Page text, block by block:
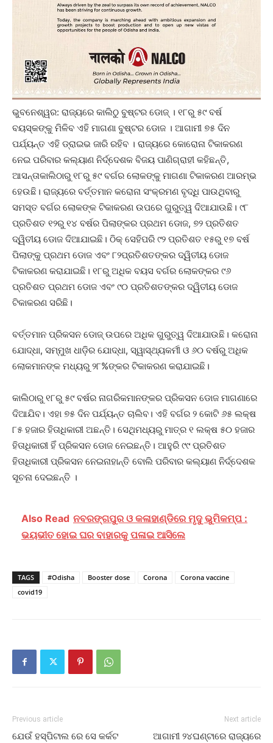
ଭୁବନେଶ୍ୱର: ରାଜ୍ୟରେ କାଲିଠୁ ବୁଷ୍ଟର ଡୋଜ୍ । ୧୮ରୁ ୫୯ ବର୍ଷ
ବୟସ୍କଙ୍କୁ ମିଳିବ ଏହି ମାଗଣା ବୁଷ୍ଟର ଡୋଜ । ଆଗାମୀ ୭୫ ଦିନ
ପର୍ଯ୍ୟନ୍ତ ଏହି ଡ୍ରାଇଭ ଜାରି ରହିବ । ରାଜ୍ୟରେ କୋରୋନା ଟିକାକରଣ
ନେଇ ପରିବାର କଲ୍ୟାଣ ନିର୍ଦ୍ଦେଶକ ବିଜୟ ପାଣିଗ୍ରାହୀ କହିଛନ୍ତି,
ଆସନ୍ତାକାଲିଠାରୁ ୧୮ରୁ ୫୯ ବର୍ଗର ଲୋକଙ୍କୁ ମାଗଣା ଟିକାକରଣ ଆରମ୍ଭ
ହେଉଛି। ରାଜ୍ୟରେ ବର୍ତ୍ତମାନ କରୋନା ସଂକ୍ରମଣ ବୃଦ୍ଧି ପାଉଥିବାରୁ
ସମସ୍ତ ବର୍ଗର ଲୋକଙ୍କ ଟିକାକରଣ ଉପରେ ଗୁରୁତ୍ୱ ଦିଆଯାଉଛି। ୯୮
ପ୍ରତିଶତ ୧୨ରୁ ୧୪ ବର୍ଷର ପିଲାଙ୍କର ପ୍ରଥମ ଡୋଜ, ୭୨ ପ୍ରତିଶତ
ଦ୍ୱିତୀୟ ଡୋଜ ଦିଆଯାଇଛି। ଠିକ୍ ସେହିପରି ୯୨ ପ୍ରତିଶତ ୧୫ରୁ ୧୭ ବର୍ଷ
ପିଲାଙ୍କୁ ପ୍ରଥମ ଡୋଜ ଏବଂ ୮୨ପ୍ରତିଶତଙ୍କର ଦ୍ୱିତୀୟ ଡୋଜ
ଟିକାକରଣ କରାଯାଇଛି। ୧୮ରୁ ଅଧିକ ବୟସ ବର୍ଗର ଲୋକଙ୍କର ୯୬
ପ୍ରତିଶତ ପ୍ରଥମ ଡୋଜ ଏବଂ ୯୦ ପ୍ରତିଶତଙ୍କର ଦ୍ୱିତୀୟ ଡୋଜ
ଟିକାକରଣ ସରିଛି।
ବର୍ତ୍ତମାନ ପ୍ରିକସନ ଡୋଜ୍ ଉପରେ ଅଧିକ ଗୁରୁତ୍ୱ ଦିଆଯାଉଛି। କରୋନା
ଯୋଦ୍ଧା, ସମ୍ମୁଖ ଧାଡ଼ିର ଯୋଦ୍ଧା, ସ୍ୱାସ୍ଥ୍ୟକର୍ମୀ ଓ ୬୦ ବର୍ଷରୁ ଅଧିକ
ଲୋକମାନଙ୍କ ମଧ୍ୟରୁ ୨୮%ଙ୍କର ଟିକାକରଣ କରାଯାଇଛି।
କାଲିଠାରୁ ୧୮ରୁ ୫୯ ବର୍ଷର ନାଗରିକମାନଙ୍କର ପ୍ରିକସନ ଡୋଜ ମାଗଣାରେ
ଦିଆଯିବ। ଏହା ୭୫ ଦିନ ପର୍ଯ୍ୟନ୍ତ ଚାଲିବ। ଏହି ବର୍ଗର ୨ କୋଟି ୬୫ ଲକ୍ଷ
୮୫ ହଜାର ହିତାଧିକାରୀ ଅଛନ୍ତି। ସେଥିମଧ୍ୟରୁ ମାତ୍ର ୧ ଲକ୍ଷ ୫୦ ହଜାର
ହିତାଧିକାରୀ ହିଁ ପ୍ରିକସନ ଡୋଜ ନେଇଛନ୍ତି। ଆହୁରି ୯୯ ପ୍ରତିଶତ
ହିତାଧିକାରୀ ପ୍ରିକସନ ନେଇନାହାନ୍ତି ବୋଲି ପରିବାର କଲ୍ୟାଣ ନିର୍ଦ୍ଦେଶକ
ସୂଚନା ଦେଇଛନ୍ତି ।
Also Read ନବରଙ୍ଗପୁର ଓ କଳାହାଣ୍ଡିରେ ମୃଦୁ ଭୁମିକମ୍ପ :
ଭୟଭୀତ ହୋଇ ଘର ବାହାରକୁ ପଳାଇ ଆସିଲେ
TAGS #Odisha Booster dose Corona
Corona vaccine
covid19
Previous article
ଯେଉଁ ହସ୍ପିଟାଲ ରେ ସେ କର୍କଟ
Next article
ଆଗାମୀ ୨୪ଘଣ୍ଟାରେ ରାଜ୍ୟରେ